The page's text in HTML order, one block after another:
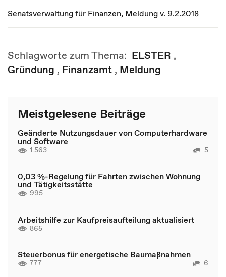
Senatsverwaltung für Finanzen, Meldung v. 9.2.2018
Schlagworte zum Thema: ELSTER ,
Gründung , Finanzamt , Meldung
Meistgelesene Beiträge
Geänderte Nutzungsdauer von Computerhardware
und Software
1.563 5
0,03 %-Regelung für Fahrten zwischen Wohnung
und Tätigkeitsstätte
995
Arbeitshilfe zur Kaufpreisaufteilung aktualisiert
865
Steuerbonus für energetische Baumaßnahmen
777 6